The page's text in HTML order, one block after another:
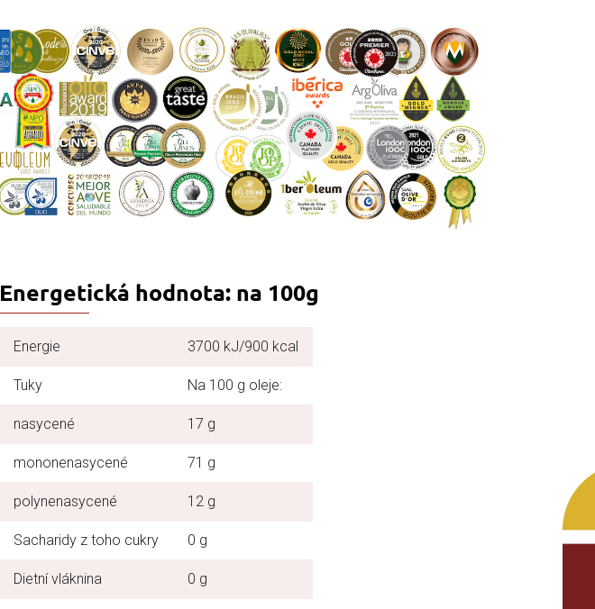
Energetická hodnota: na 100g
Energie 3700 kJ/900 kcal
Tuky Na 100 g oleje:
nasycené 17 g
mononenasycené 71 g
polynenasycené 12 g
Sacharidy z toho cukry 0 g
Dietní vláknina 0 g